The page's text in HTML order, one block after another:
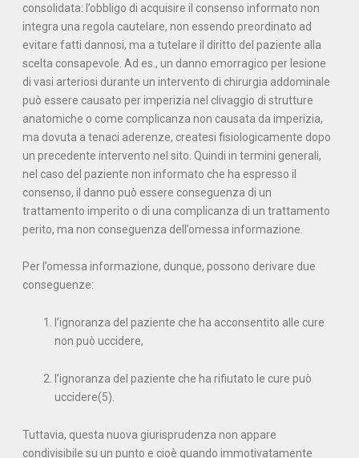
consolidata: l’obbligo di acquisire il consenso informato non
integra una regola cautelare, non essendo preordinato ad
evitare fatti dannosi, ma a tutelare il diritto del paziente alla
scelta consapevole. Ad es., un danno emorragico per lesione
di vasi arteriosi durante un intervento di chirurgia addominale
può essere causato per imperizia nel clivaggio di strutture
anatomiche o come complicanza non causata da imperizia,
ma dovuta a tenaci aderenze, createsi fisiologicamente dopo
un precedente intervento nel sito. Quindi in termini generali,
nel caso del paziente non informato che ha espresso il
consenso, il danno può essere conseguenza di un
trattamento imperito o di una complicanza di un trattamento
perito, ma non conseguenza dell’omessa informazione.
Per l’omessa informazione, dunque, possono derivare due
conseguenze:
l’ignoranza del paziente che ha acconsentito alle cure
non può uccidere,
l’ignoranza del paziente che ha rifiutato le cure può
uccidere(5).
Tuttavia, questa nuova giurisprudenza non appare
condivisibile su un punto e cioè quando immotivatamente